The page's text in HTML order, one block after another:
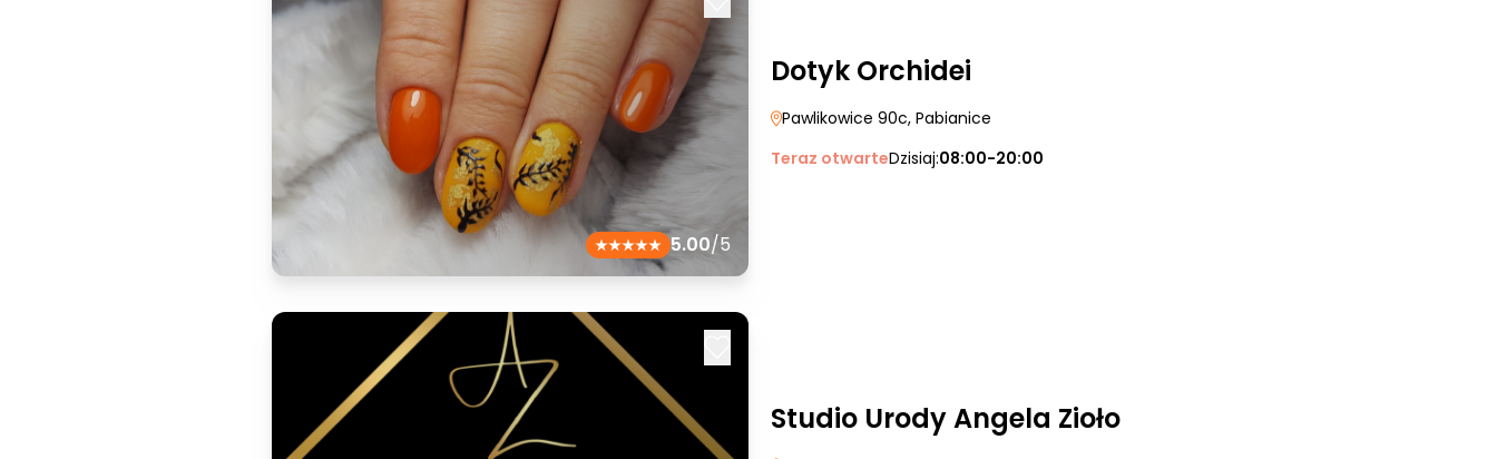
5.00/5
Dotyk Orchidei
Pawlikowice 90c, Pabianice
Teraz otwarteDzisiaj:08:00-20:00
Studio Urody Angela Zioło